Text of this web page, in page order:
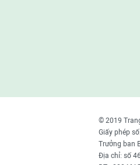
© 2019
Giấy phép
Trưởng ban
Địa chỉ: số